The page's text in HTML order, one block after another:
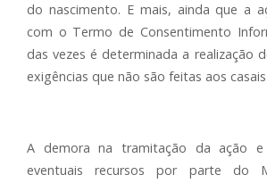
do nascimento. E mais, ainda que a
com o Termo de Consentimento
das vezes é determinada a realização
exigências que não são feitas aos
A demora na tramitação da ação
eventuais recursos por parte do